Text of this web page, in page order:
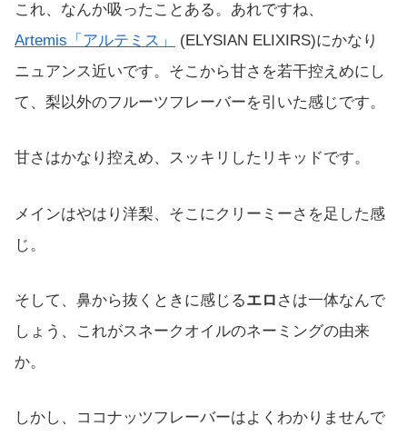
これ、なんか吸ったことある。あれですね、
Artemis「アルテミス」
(ELYSIAN ELIXIRS)にかなり
ニュアンス近いです。そこから甘さを若干控えめにし
て、梨以外のフルーツフレーバーを引いた感じです。
甘さはかなり控えめ、スッキリしたリキッドです。
メインはやはり洋梨、そこにクリーミーさを足した感
じ。
そして、鼻から抜くときに感じるエロ さは一体なんで
しょう、これがスネークオイルのネーミングの由来
か。
しかし、ココナッツフレーバーはよくわかりませんで